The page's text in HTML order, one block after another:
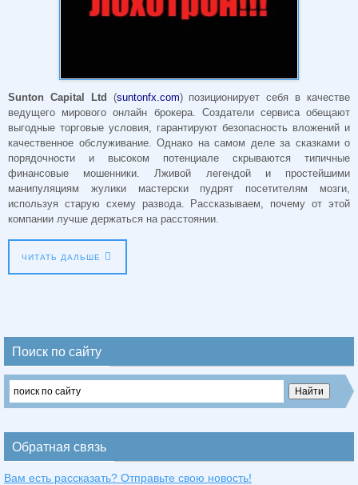
Sunton Capital Ltd (suntonfx.com) позиционирует себя в качестве
ведущего мирового онлайн брокера. Создатели сервиса обещают
выгодные торговые условия, гарантируют безопасность вложений и
качественное обслуживание. Однако на самом деле за сказками о
порядочности и высоком потенциале скрываются типичные
финансовые мошенники. Лживой легендой и простейшими
манипуляциям жулики мастерски пудрят посетителям мозги,
используя старую схему развода. Рассказываем, почему от этой
компании лучше держаться на расстоянии.
ЧИТАТЬ ДАЛЬШЕ
Поиск по сайту
Обратная связь
Вам есть рассказать? Отправьте свою новость!